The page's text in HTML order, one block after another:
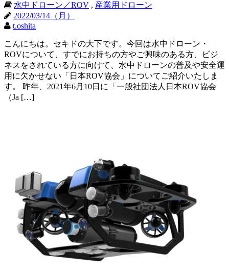
水中ドローン／ROV , 産業用ドローン
2022/03/14（月）
t.oshita
こんにちは。セキドの大下です。今回は水中ドローン・
ROVについて、すでにお持ちの方やご興味のある方、ビジ
ネスをされている方に向けて、水中ドローンの普及や安全運
用に欠かせない「日本ROV協会」についてご紹介いたしま
す。 昨年、2021年6月10日に「一般社団法人日本ROV協会
（Ja […]